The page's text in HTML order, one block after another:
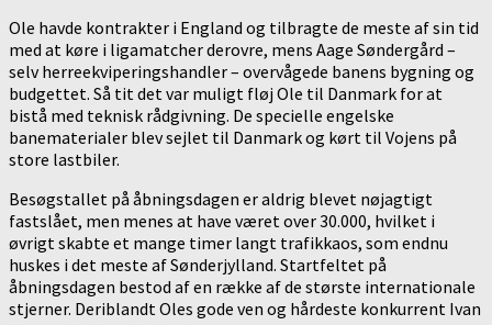
Ole havde kontrakter i England og tilbragte de meste af sin tid
med at køre i ligamatcher derovre, mens Aage Søndergård –
selv herreekviperingshandler – overvågede banens bygning og
budgettet. Så tit det var muligt fløj Ole til Danmark for at
bistå med teknisk rådgivning. De specielle engelske
banematerialer blev sejlet til Danmark og kørt til Vojens på
store lastbiler.
Besøgstallet på åbningsdagen er aldrig blevet nøjagtigt
fastslået, men menes at have været over 30.000, hvilket i
øvrigt skabte et mange timer langt trafikkaos, som endnu
huskes i det meste af Sønderjylland. Startfeltet på
åbningsdagen bestod af en række af de største internationale
stjerner. Deriblandt Oles gode ven og hårdeste konkurrent Ivan